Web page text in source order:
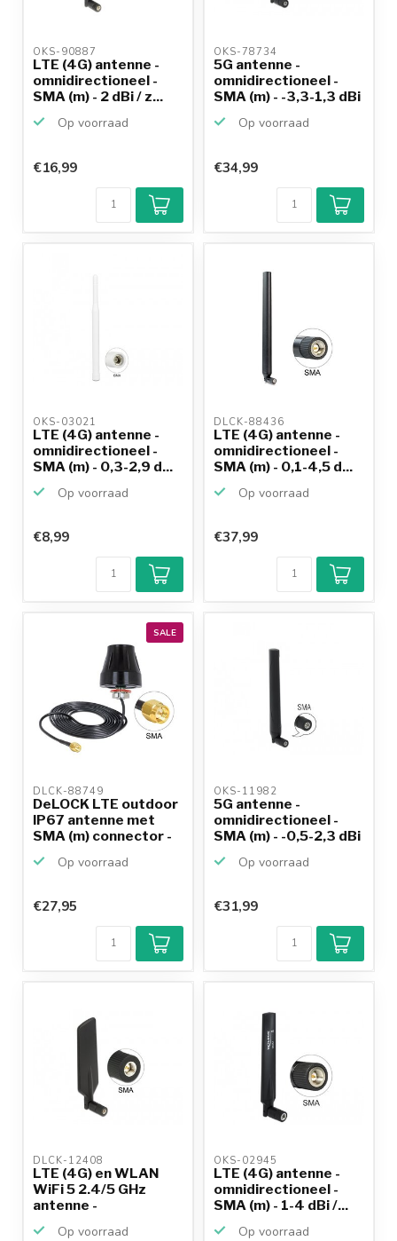
OKS-90887
LTE (4G) antenne -
omnidirectioneel -
SMA (m) - 2 dBi / z...
Op voorraad
€16,99
OKS-78734
5G antenne -
omnidirectioneel -
SMA (m) - -3,3-1,3 dBi
Op voorraad
€34,99
OKS-03021
LTE (4G) antenne -
omnidirectioneel -
SMA (m) - 0,3-2,9 d...
Op voorraad
€8,99
DLCK-88436
LTE (4G) antenne -
omnidirectioneel -
SMA (m) - 0,1-4,5 d...
Op voorraad
€37,99
SALE
DLCK-88749
DeLOCK LTE outdoor
IP67 antenne met
SMA (m) connector -
Op voorraad
€27,95
OKS-11982
5G antenne -
omnidirectioneel -
SMA (m) - -0,5-2,3 dBi
Op voorraad
Klantenbeoordeling
9,2/10
Achteraf
betalen mogelijk
€31,99
DLCK-12408
LTE (4G) en WLAN
WiFi 5 2.4/5 GHz
antenne -
Op voorraad
OKS-02945
LTE (4G) antenne -
omnidirectioneel -
SMA (m) - 1-4 dBi /...
Op voorraad